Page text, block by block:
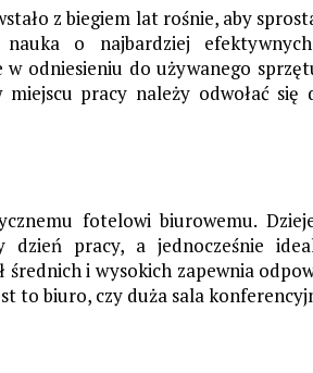
z biegiem lat rośnie, aby
o najbardziej
odniesieniu do używanego
miejscu pracy należy odwołać
fotelowi biurowemu.
dzień pracy, a jednocześnie
średnich i wysokich zapewnia
to biuro, czy duża sala